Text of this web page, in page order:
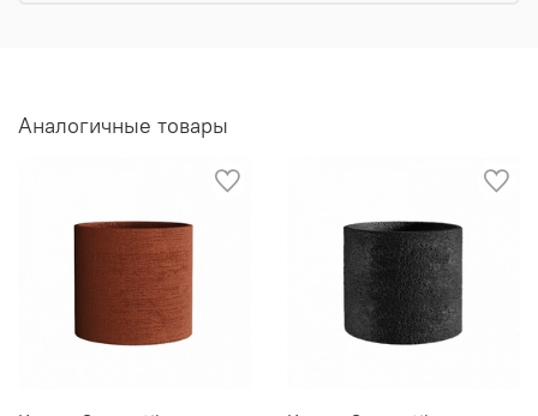
Аналогичные товары